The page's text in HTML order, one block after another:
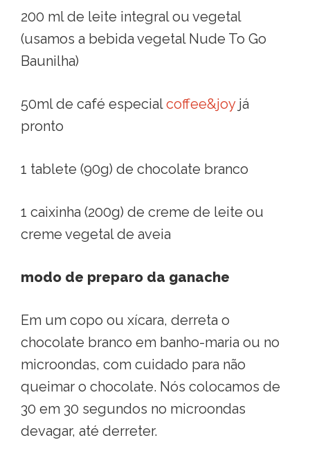
200 ml de leite integral ou vegetal
(usamos a bebida vegetal Nude To Go
Baunilha)
50ml de café especialcoffee&joyjá
pronto
1 tablete (90g) de chocolate branco
1 caixinha (200g) de creme de leite ou
creme vegetal de aveia
modo de preparo da ganache
Em um copo ou xícara, derreta o
chocolate branco em banho-maria ou no
microondas, com cuidado para não
queimar o chocolate. Nós colocamos de
30 em 30 segundos no microondas
devagar, até derreter.